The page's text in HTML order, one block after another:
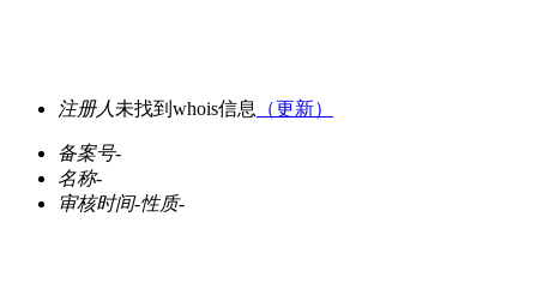
注册人 未找到whois信息 （更新）
备案号-
名称-
审核时间-性质-